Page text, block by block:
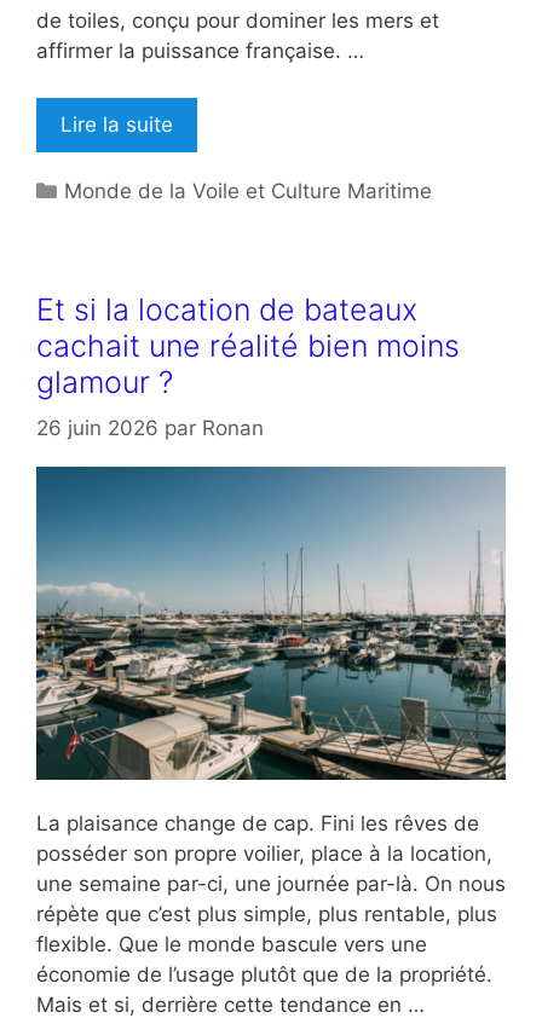
de toiles, conçu pour dominer les mers et
affirmer la puissance française. …
Lire la suite
Catégories
Monde de la Voile et Culture Maritime
Et si la location de bateaux
cachait une réalité bien moins
glamour ?
26 juin 2026 par Ronan
La plaisance change de cap. Fini les rêves de
posséder son propre voilier, place à la location,
une semaine par-ci, une journée par-là. On nous
répète que c’est plus simple, plus rentable, plus
flexible. Que le monde bascule vers une
économie de l’usage plutôt que de la propriété.
Mais et si, derrière cette tendance en …